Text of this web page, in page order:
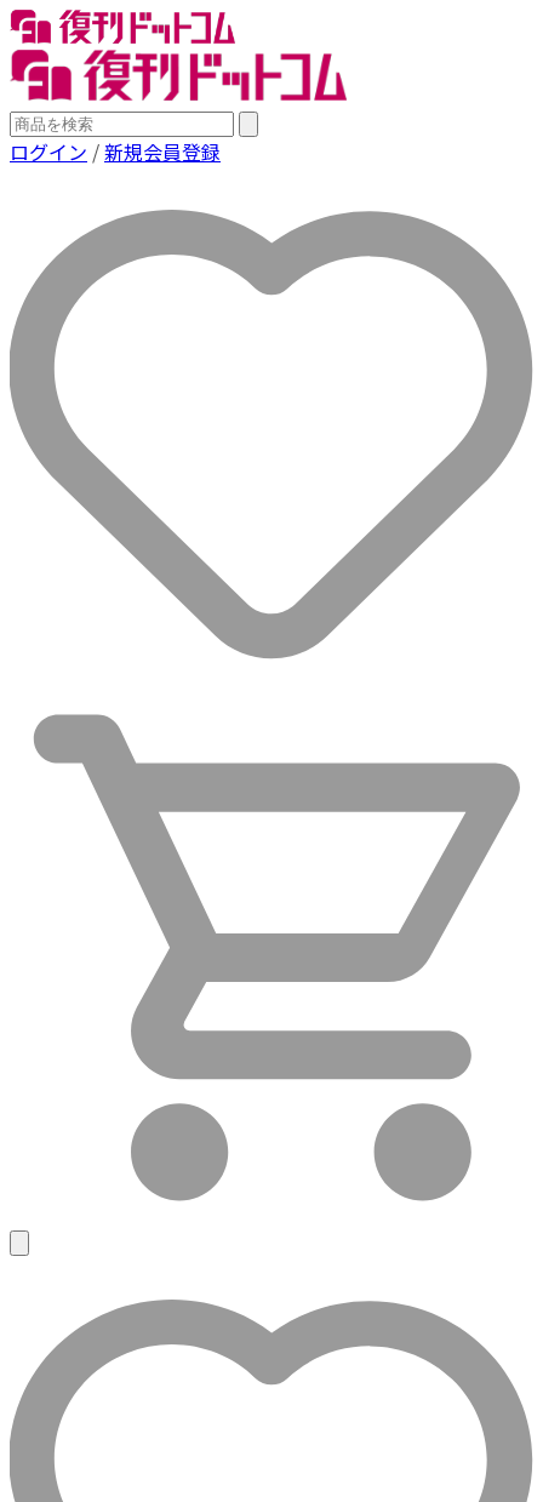
ログイン /新規会員登録